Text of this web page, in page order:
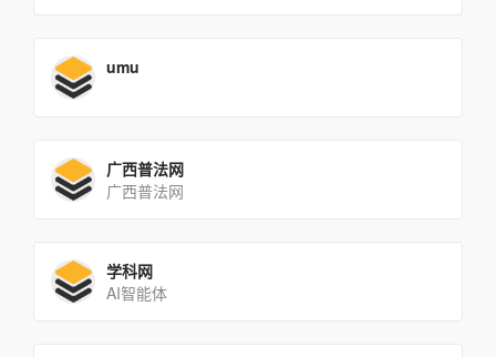
umu
广西普法网
广西普法网
学科网
AI智能体